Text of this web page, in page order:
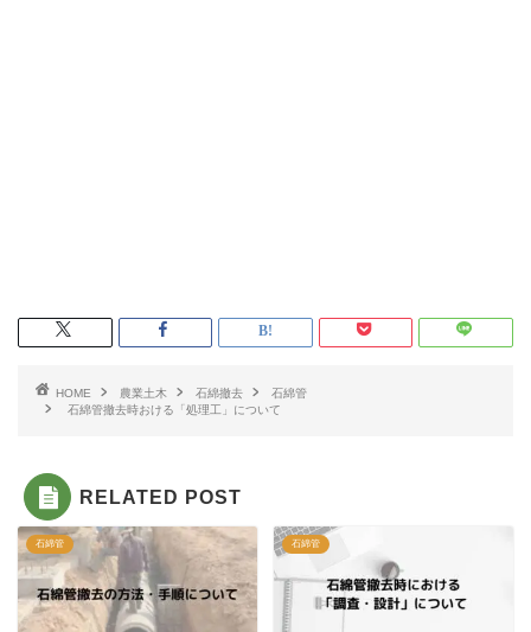
HOME 農業土木 石綿撤去
石綿管
石綿管撤去時おける「処理工」について
RELATED POST
石綿管 石綿管